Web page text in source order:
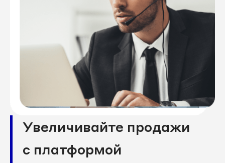
Увеличивайте продажи
с платформой